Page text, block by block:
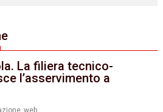
La filiera tecnico-
l’asservimento a